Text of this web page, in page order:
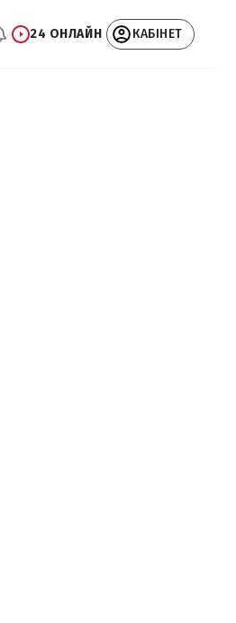
24 ОНЛАЙН КАБІНЕТ